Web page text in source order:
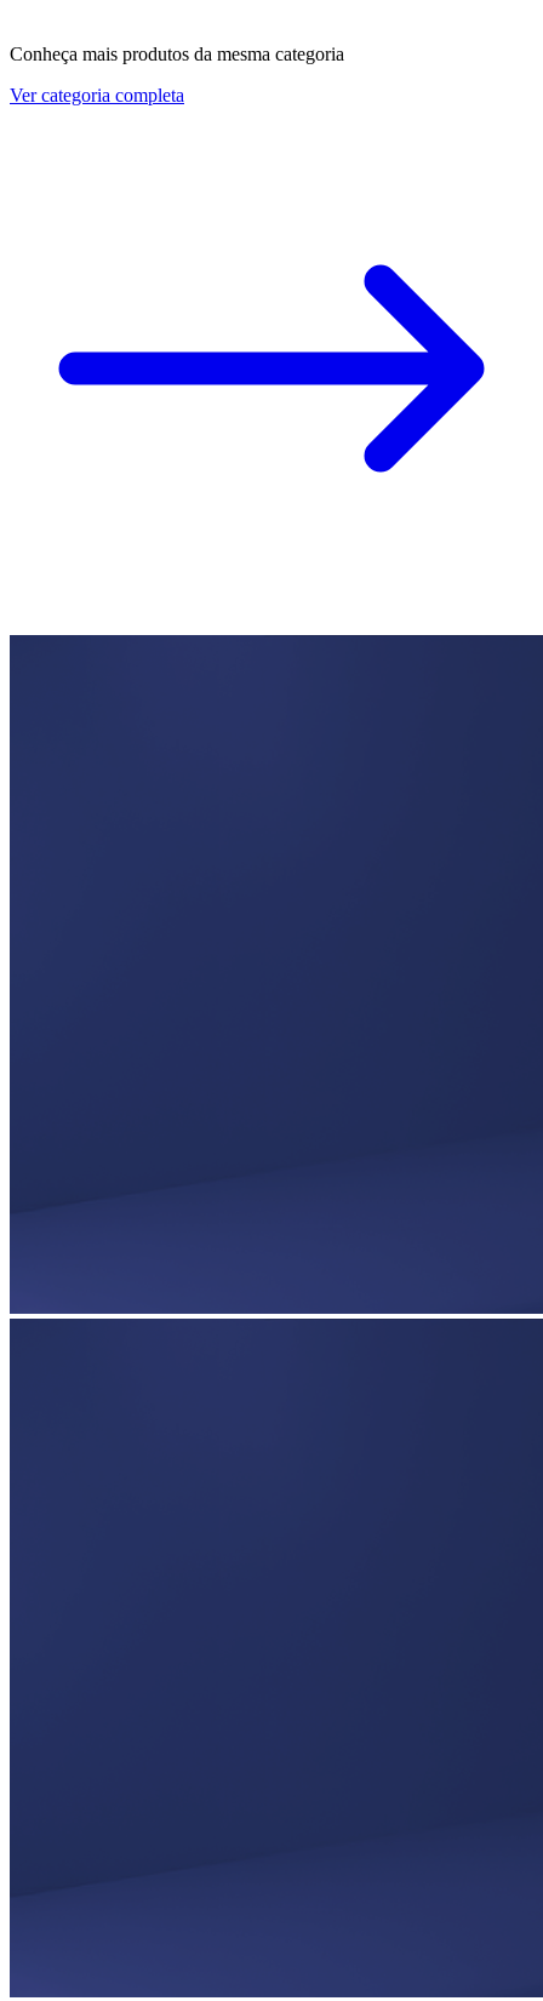
Conheça mais produtos da mesma categoria
Ver categoria completa